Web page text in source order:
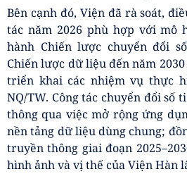
Bên cạnh đó, Viện đã rà soát,
tác năm 2026 phù hợp với mô
hành Chiến lược chuyển đổi
Chiến lược dữ liệu đến năm
triển khai các nhiệm vụ thực
NQ/TW. Công tác chuyển đổi số
thông qua việc mở rộng ứng
nền tảng dữ liệu dùng chung;
truyền thông giai đoạn
hình ảnh và vị thế của Viện Hàn